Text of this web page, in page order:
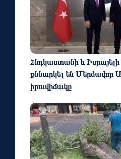
Հնդկաստանի և
քննարկել են Մերձավոր
իրավիճակը